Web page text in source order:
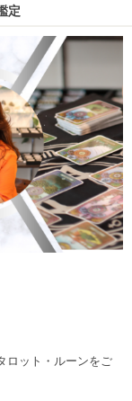
定
ロット・ルーンをご